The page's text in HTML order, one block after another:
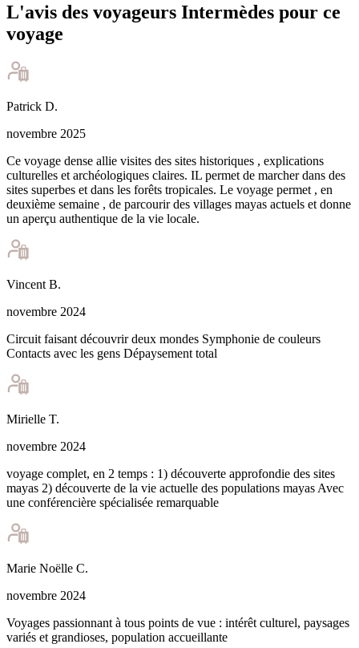
L'avis des voyageurs Intermèdes pour ce
voyage
Patrick D.
novembre 2025
Ce voyage dense allie visites des sites historiques , explications
culturelles et archéologiques claires. IL permet de marcher dans des
sites superbes et dans les forêts tropicales. Le voyage permet , en
deuxième semaine , de parcourir des villages mayas actuels et donne
un aperçu authentique de la vie locale.
Vincent B.
novembre 2024
Circuit faisant découvrir deux mondes Symphonie de couleurs
Contacts avec les gens Dépaysement total
Mirielle T.
novembre 2024
voyage complet, en 2 temps : 1) découverte approfondie des sites
mayas 2) découverte de la vie actuelle des populations mayas Avec
une conférencière spécialisée remarquable
Marie Noëlle C.
novembre 2024
Voyages passionnant à tous points de vue : intérêt culturel, paysages
variés et grandioses, population accueillante